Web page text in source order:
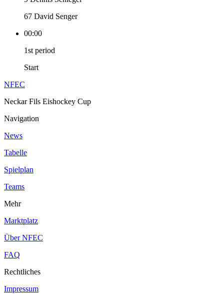
67 David Senger
00:00
1st period
Start
NFEC
Neckar Fils Eishockey Cup
Navigation
News
Tabelle
Spielplan
Teams
Mehr
Marktplatz
Über NFEC
FAQ
Rechtliches
Impressum